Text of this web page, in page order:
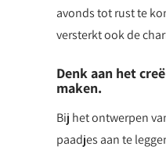
avonds tot rust te
versterkt ook de
Denk aan het
maken.
Bij het ontwerpen
paadjes aan te